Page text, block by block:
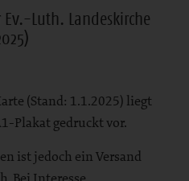
Luth. Landeskirche
(Stand: 1.1.2025) liegt
Plakat gedruckt vor.
ist jedoch ein Versand